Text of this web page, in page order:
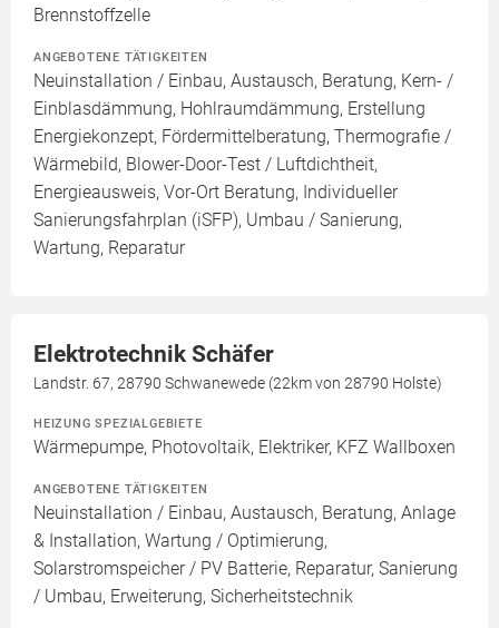
Brennstoffzelle
ANGEBOTENE TÄTIGKEITEN
Neuinstallation / Einbau, Austausch, Beratung, Kern- /
Einblasdämmung, Hohlraumdämmung, Erstellung
Energiekonzept, Fördermittelberatung, Thermografie /
Wärmebild, Blower-Door-Test / Luftdichtheit,
Energieausweis, Vor-Ort Beratung, Individueller
Sanierungsfahrplan (iSFP), Umbau / Sanierung,
Wartung, Reparatur
Elektrotechnik Schäfer
Landstr. 67, 28790 Schwanewede (22km von 28790 Holste)
HEIZUNG SPEZIALGEBIETE
Wärmepumpe, Photovoltaik, Elektriker, KFZ Wallboxen
ANGEBOTENE TÄTIGKEITEN
Neuinstallation / Einbau, Austausch, Beratung, Anlage
& Installation, Wartung / Optimierung,
Solarstromspeicher / PV Batterie, Reparatur, Sanierung
/ Umbau, Erweiterung, Sicherheitstechnik